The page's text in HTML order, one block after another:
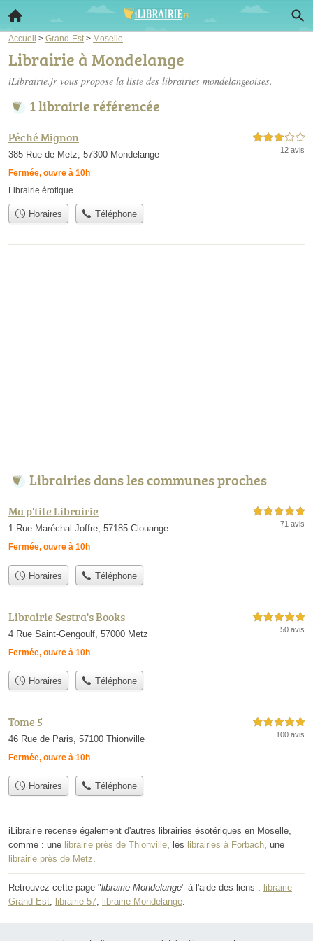
Accueil > Grand-Est > Moselle
Librairie à Mondelange
iLibrairie.fr vous propose la liste des librairies mondelangeoises.
1 librairie référencée
Péché Mignon
385 Rue de Metz, 57300 Mondelange
Fermée, ouvre à 10h
3,0 étoiles sur 5
12 avis
Librairie érotique
Horaires Téléphone
Librairies dans les communes proches
Ma p'tite Librairie
1 Rue Maréchal Joffre, 57185 Clouange
Fermée, ouvre à 10h
5,0 étoiles sur 5
71 avis
Horaires Téléphone
Librairie Sestra's Books
4 Rue Saint-Gengoulf, 57000 Metz
Fermée, ouvre à 10h
5,0 étoiles sur 5
50 avis
Horaires Téléphone
Tome 5
46 Rue de Paris, 57100 Thionville
Fermée, ouvre à 10h
5,0 étoiles sur 5
100 avis
Horaires Téléphone
iLibrairie recense également d'autres librairies ésotériques en Moselle,
comme : une librairie près de Thionville , les librairies à Forbach , une
librairie près de Metz
Retrouvez cette page "librairie Mondelange" à l'aide des liens : librairie
Grand-Est librairie 57 librairie Mondelange